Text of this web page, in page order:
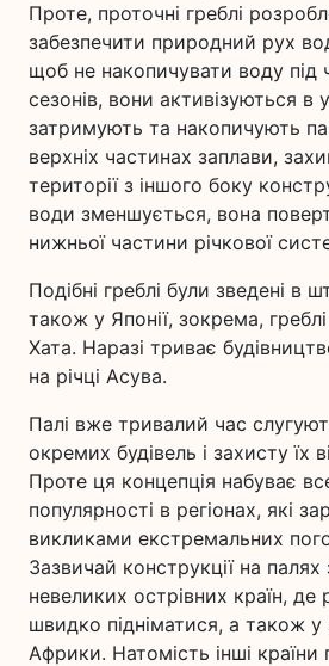
Проте, проточні греблі
забезпечити природний рух
щоб не накопичувати воду під
сезонів, вони активізуються в
затримують та накопичують
верхніх частинах заплави,
території з іншого боку
води зменшується, вона
нижньої частини річкової
Подібні греблі були зведені в
також у Японії, зокрема,
Хата. Наразі триває
на річці Асува.
Палі вже тривалий час
окремих будівель і захисту їх
Проте ця концепція набуває
популярності в регіонах, які
викликами екстремальних
Зазвичай конструкції на
невеликих острівних країн,
швидко підніматися, а також у
Африки. Натомість інші країни